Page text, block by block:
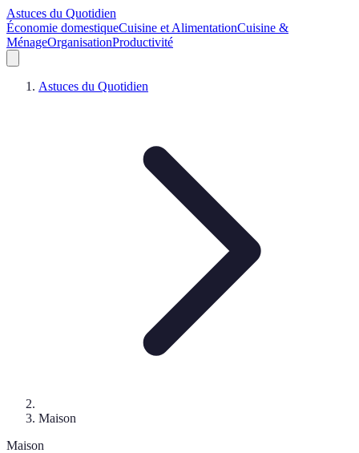
Astuces du Quotidien
Économie domestiqueCuisine et AlimentationCuisine &
MénageOrganisationProductivité
Astuces du Quotidien
Maison
Maison